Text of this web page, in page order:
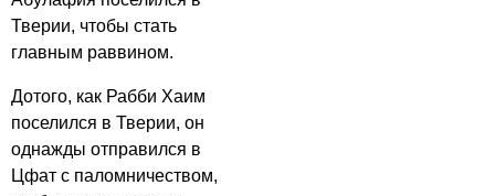
Тверии, чтобы стать
главным раввином.
Дотого, как Рабби Хаим
поселился в Тверии, он
однажды отправился в
Цфат с паломничеством,